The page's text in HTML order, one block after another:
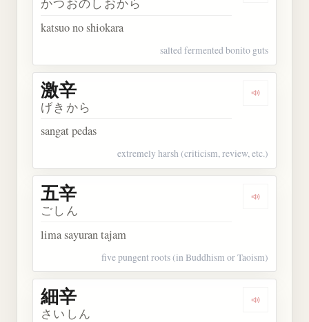
かつおのしおから
katsuo no shiokara
salted fermented bonito guts
Dengarkan
激辛
げきから
sangat pedas
extremely harsh (criticism, review, etc.)
Dengarkan
五辛
ごしん
lima sayuran tajam
five pungent roots (in Buddhism or Taoism)
Dengarkan
細辛
さいしん